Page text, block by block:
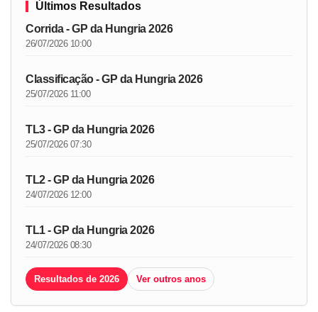
Últimos Resultados
Corrida - GP da Hungria 2026
26/07/2026 10:00
Classificação - GP da Hungria 2026
25/07/2026 11:00
TL3 - GP da Hungria 2026
25/07/2026 07:30
TL2 - GP da Hungria 2026
24/07/2026 12:00
TL1 - GP da Hungria 2026
24/07/2026 08:30
Resultados de 2026 Ver outros anos